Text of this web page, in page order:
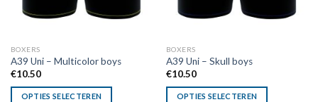
BOXERS
A39 Uni – Multicolor boys
€10.50
OPTIES SELECTEREN
BOXERS
A39 Uni – Skull boys
€10.50
OPTIES SELECTEREN